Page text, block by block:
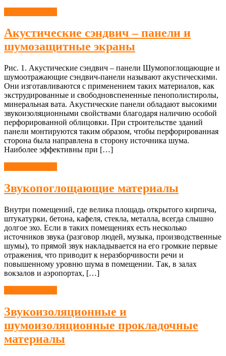
Акустические сэндвич – панели и
шумозащитные экраны
Рис. 1. Акустические сэндвич – панели Шумопоглощающие и
шумоотражающие сэндвич-панели называют акустическими.
Они изготавливаются с применением таких материалов, как
экструдированные и свободновспененные пенополистиролы,
минеральная вата. Акустические панели обладают высокими
звукоизоляционными свойствами благодаря наличию особой
перфорированной облицовки. При строительстве зданий
панели монтируются таким образом, чтобы перфорированная
сторона была направлена в сторону источника шума.
Наиболее эффективны при […]
Звукопоглощающие материалы
Внутри помещений, где велика площадь открытого кирпича,
штукатурки, бетона, кафеля, стекла, металла, всегда слышно
долгое эхо. Если в таких помещениях есть несколько
источников звука (разговор людей, музыка, производственные
шумы), то прямой звук накладывается на его громкие первые
отражения, что приводит к неразборчивости речи и
повышенному уровню шума в помещении. Так, в залах
вокзалов и аэропортах, […]
Звукоизоляционные и
шумоизоляционные прокладочные
материалы